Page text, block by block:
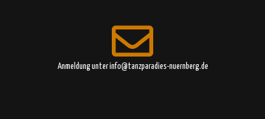
Anmeldung unter info@tanzparadies-nuernberg.de